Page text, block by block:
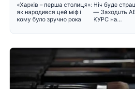
«Харків – перша столиця»:
як народився цей міф і
кому було зручно рока
Hiч бyдe
— Зaxoдuть
KУPC нa…